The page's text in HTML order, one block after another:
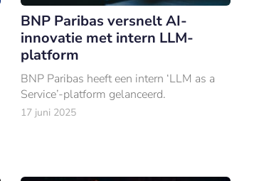
BNP Paribas versnelt AI-
innovatie met intern LLM-
platform
BNP Paribas heeft een intern ‘LLM as a
Service’-platform gelanceerd.
17 juni 2025